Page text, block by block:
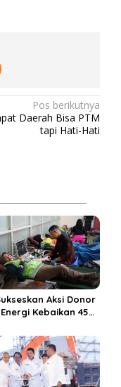
Pos berikutnya
Daerah Bisa PTM
tapi Hati-Hati
Aksi Donor
Kebaikan 45